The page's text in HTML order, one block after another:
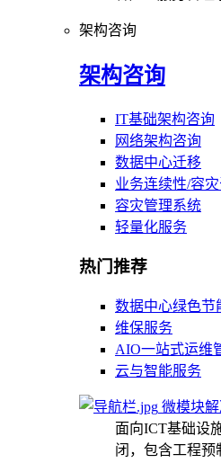
架构咨询
架构咨询
IT基础架构咨询
网络架构咨询
数据中心迁移
业务连续性/容
容灾管理系统
轻量化服务
热门推荐
数据中心绿色节
维保服务
AIO一站式运维
云与智能服务
微模块
面向ICT基础设
闭，包含工程预